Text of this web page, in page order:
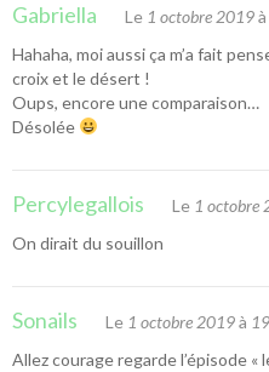
Gabriella Le 1 octobre 2019à
Hahaha, moi aussi ça m’a fait
croix et le désert !
Oups, encore une comparaison…
Désolée
Percylegallois Le 1 octobre
On dirait du souillon
Sonails Le 1 octobre 2019à
Allez courage regarde l’épisode «